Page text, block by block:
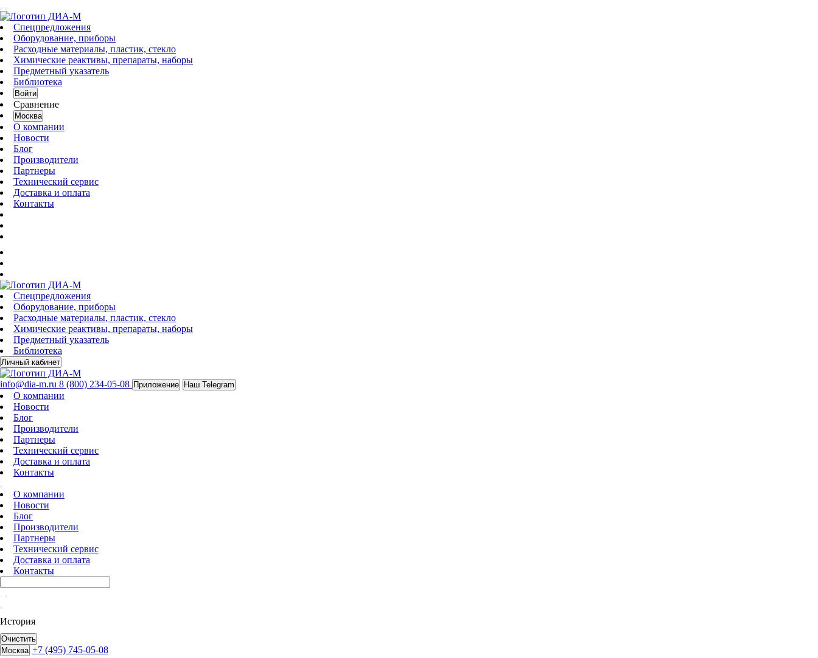
Спецпредложения
Оборудование, приборы
Расходные материалы, пластик, стекло
Химические реактивы, препараты, наборы
Предметный указатель
Библиотека
Войти
Сравнение
Москва
О компании
Новости
Блог
Производители
Партнеры
Технический сервис
Доставка и оплата
Контакты
Спецпредложения
Оборудование, приборы
Расходные материалы, пластик, стекло
Химические реактивы, препараты, наборы
Предметный указатель
Библиотека
Личный кабинет
info@dia-m.ru 8 (800) 234-05-08 Приложение Наш Telegram
О компании
Новости
Блог
Производители
Партнеры
Технический сервис
Доставка и оплата
Контакты
О компании
Новости
Блог
Производители
Партнеры
Технический сервис
Доставка и оплата
Контакты
История
Очистить
Москва +7 (495) 745-05-08